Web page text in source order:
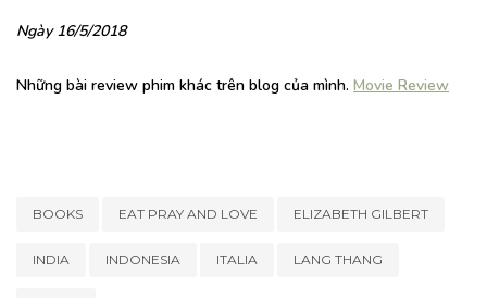
Ngày 16/5/2018
Những bài review phim khác trên blog của mình. Movie Review
BOOKS EAT PRAY AND LOVE ELIZABETH GILBERT
INDIA INDONESIA ITALIA LANG THANG